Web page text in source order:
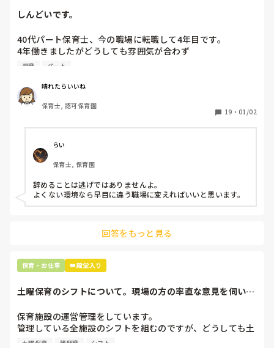
からないのかが分かりません。
ち保育者が教えずにどうしろというのでしょうか。
それでなくても夏祭り中、Aちゃんが綿飴のおもちゃをたく
さん引っこ抜いて独占したり、くじびきも個数を守れず引き
んでした。
私も声をかけたかったですが1歳児7名を連れて屋台を回って
いたため、なかなか目を離せず行動を許してしまいました。
やはり事前に話しておくべきだったのでしょうか。
係の私の力不足を感じて、また園長への不信感を感じてモヤ
モヤしています。
しんどいです。
40代パート保育士、今の職場に転職して4年目です。
4年働きましたがどうしても雰囲気が合わず
退職しようと思っています。
周りの職員は、勤続10年以上から何十年という先生がほとん
どです。
保護者子どもの愚痴悪口が多く、
今で言う不適切保育も
仕方ないよね
もう何も言わずに
子どもの言いなりになればいいんだね
などいう意見で…
上の先生に相談することは難しそうです。
最後の職場にしようと思っていましたが
辞めることは逃げ、と、過去辞めた人も何年も言われ続けて
います
退職 パート
晴れたらいいね
保育士, 認可保育園
19 ・ 01/02
らい
保育士, 保育園
辞めることは逃げではありませんよ。
よくない環境なら早目に違う職場に変えればいいと思います。
回答をもっと見る
保育・お仕事 👑殿堂入り
土曜保育のシフトについて。現場の方の率直な意見を伺いた
保育施設の運営管理をしています。
管理している全施設のシフトを組むのですが、どうしても土
曜保育だけは入れる方が少なく、いつも苦労しています。
土曜保育 管理職 シフト